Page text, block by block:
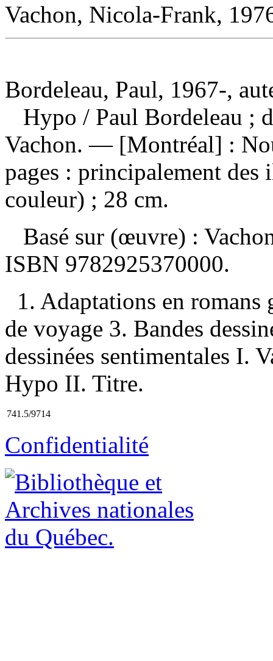
Vachon, Nicola-Frank,
Bordeleau, Paul, 1967-,
Hypo / Paul Bordeleau ;
Vachon. — [Montréal] :
pages : principalement
couleur) ; 28 cm.
Basé sur (œuvre) :
ISBN 9782925370000.
1. Adaptations en romans
de voyage 3. Bandes
dessinées sentimentales I.
Hypo II. Titre.
741.5/9714
Confidentialité